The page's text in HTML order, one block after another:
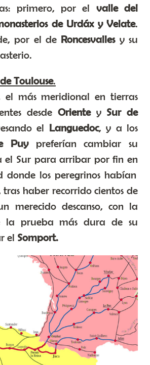
primero, por el valle del
de UrdáxyVelate.
por el de Roncesvallesy su
Toulouse.
el más meridional en tierras
desde Orientey Sur de
el Languedoc, y a los
Puypreferían cambiar su
el Sur para arribar por fin en
donde los peregrinos habían
tras haber recorrido cientos de
merecido descanso, con la
la prueba más dura de su
el Somport.